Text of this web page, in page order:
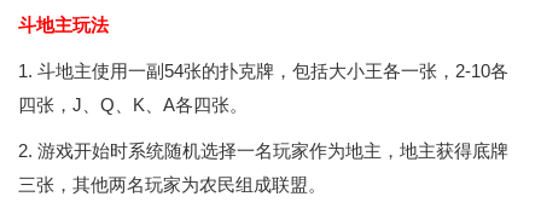
斗地主玩法
1. 斗地主使用一副54张的扑克牌，包括大小王各一张，2-10各
四张，J、Q、K、A各四张。
2. 游戏开始时系统随机选择一名玩家作为地主，地主获得底牌
三张，其他两名玩家为农民组成联盟。